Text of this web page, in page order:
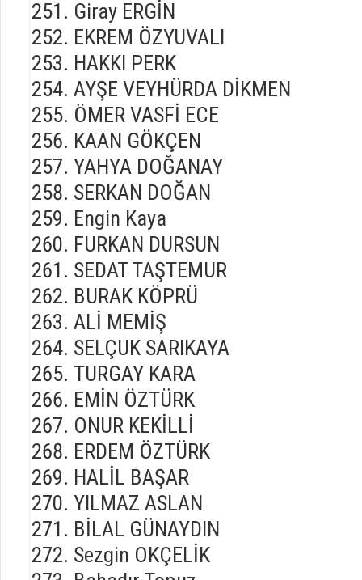
Giray ERGİN
EKREM ÖZYUVALI
HAKKI PERK
AYŞE VEYHÜRDA DİKMEN
ÖMER VASFİ ECE
KAAN GÖKÇEN
YAHYA DOĞANAY
SERKAN DOĞAN
Engin Kaya
FURKAN DURSUN
SEDAT TAŞTEMUR
BURAK KÖPRÜ
ALİ MEMİŞ
SELÇUK SARIKAYA
TURGAY KARA
EMİN ÖZTÜRK
ONUR KEKİLLİ
ERDEM ÖZTÜRK
HALİL BAŞAR
YILMAZ ASLAN
BİLAL GÜNAYDIN
Sezgin OKÇELİK